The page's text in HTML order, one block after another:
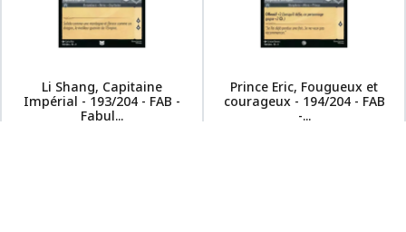
Li Shang, Capitaine
Impérial - 193/204 - FAB -
Fabul...
Prince Eric, Fougueux et
courageux - 194/204 - FAB
-...